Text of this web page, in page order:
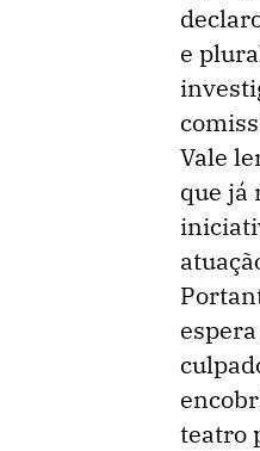
e
Vale
que já
teatro